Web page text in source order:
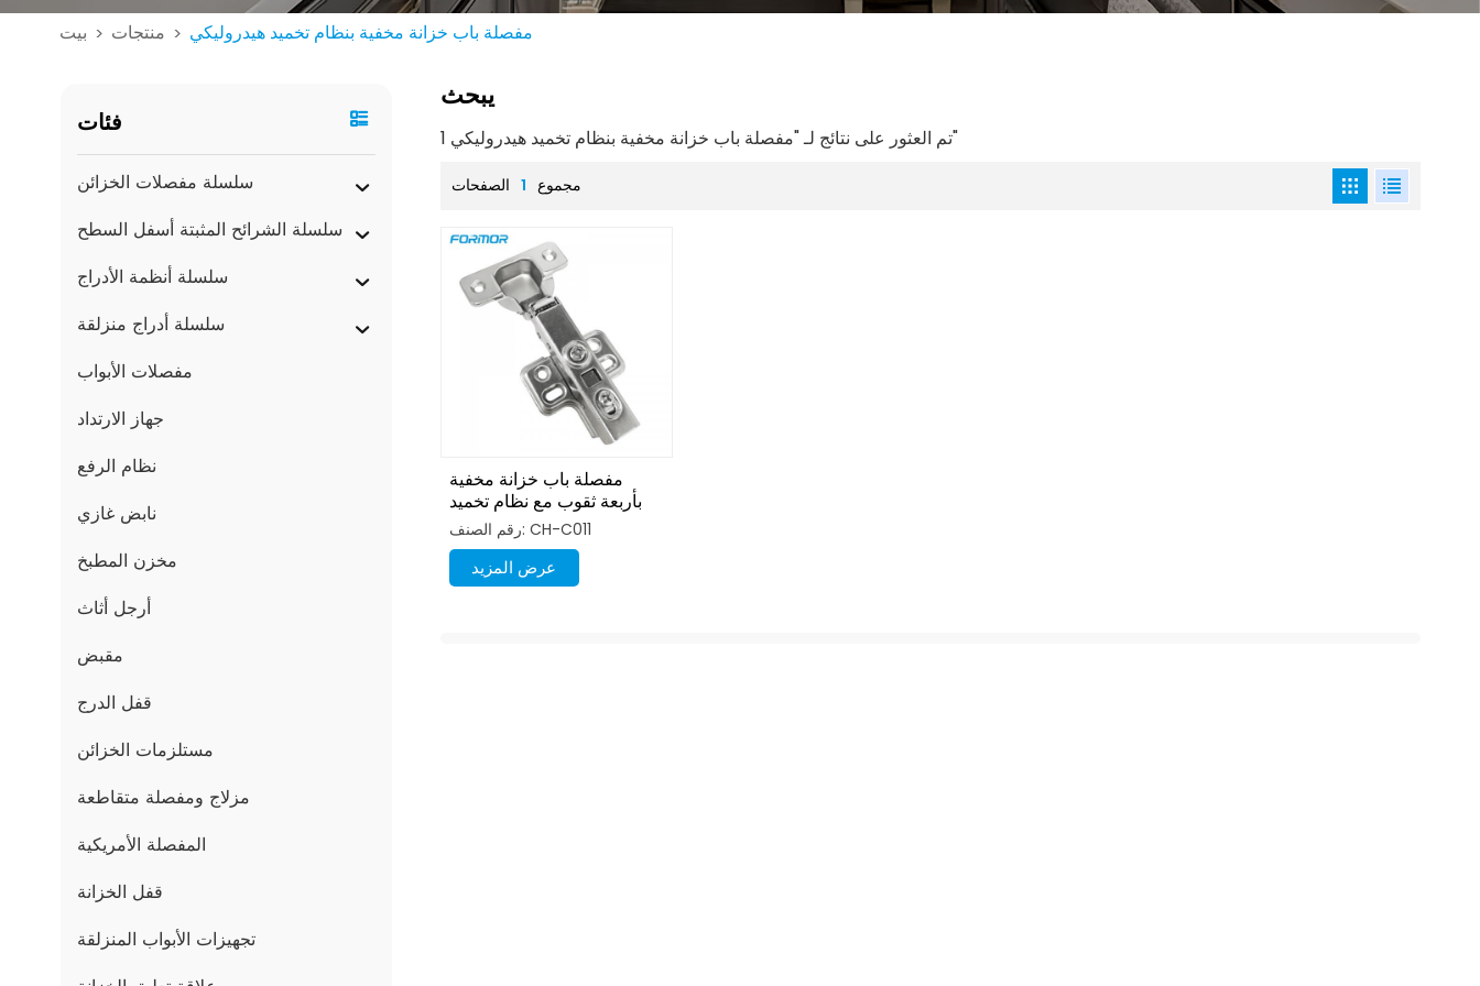
بيت > منتجات > مفصلة باب خزانة مخفية بنظام تخميد هيدروليكي
فئات
سلسلة مفصلات الخزائن
سلسلة الشرائح المثبتة أسفل السطح
سلسلة أنظمة الأدراج
سلسلة أدراج منزلقة
مفصلات الأبواب
جهاز الارتداد
نظام الرفع
نابض غازي
مخزن المطبخ
أرجل أثاث
مقبض
قفل الدرج
مستلزمات الخزائن
مزلاج ومفصلة متقاطعة
المفصلة الأمريكية
قفل الخزانة
تجهيزات الأبواب المنزلقة
يبحث
1 تم العثور على نتائج لـ "مفصلة باب خزانة مخفية بنظام تخميد هيدروليكي"
مجموع 1 الصفحات
مفصلة باب خزانة مخفية
بأربعة ثقوب مع نظام تخميد
هيدروليكيرقم الصنف: CH-C011
عرض المزيد